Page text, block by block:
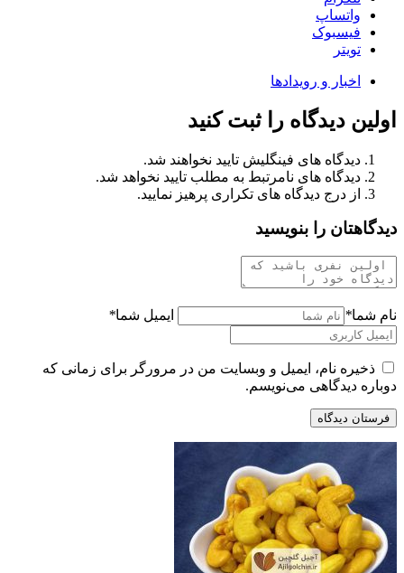
واتساپ
فیسبوک
تویتر
اخبار و رویدادها
اولین دیدگاه را ثبت کنید
دیدگاه های فینگلیش تایید نخواهند شد.
دیدگاه های نامرتبط به مطلب تایید نخواهد شد.
از درج دیدگاه های تکراری پرهیز نمایید.
دیدگاهتان را بنویسید
نام شما* ایمیل شما*
ذخیره نام، ایمیل و وبسایت من در مرورگر برای زمانی که
دوباره دیدگاهی می‌نویسم.